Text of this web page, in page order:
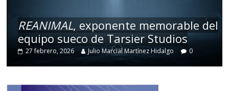
REANIMAL, exponente memorable del
equipo sueco de Tarsier Studios
27 febrero, 2026 Julio Marcial Martínez Hidalgo 0